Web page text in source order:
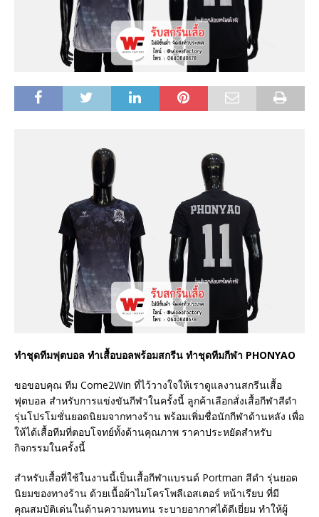
ทำชุดทีมฟุตบอล ทำเสื้อบอลพร้อมสกรีน ทำชุดทีมกีฬา PHONYAO
ขอขอบคุณ ทีม Come2Win ที่ไว้วางใจให้เราดูแลงานสกรีนเสื้อ
ฟุตบอล สำหรับการแข่งขันกีฬาในครั้งนี้ ลูกค้าเลือกสั่งเสื้อกีฬาสีดำ
รุ่นโปรโมชั่นยอดนิยมจากทางร้าน พร้อมเพิ่มชื่อนักกีฬาด้านหลัง เพื่อ
ให้ได้เสื้อทีมที่ตอบโจทย์ทั้งด้านคุณภาพ ราคาประหยัดสำหรับ
กิจกรรมในครั้งนี้
สำหรับเสื้อที่ใช้ในงานนี้เป็นเสื้อกีฬาแบรนด์ Portman สีดำ รุ่นยอด
นิยมของทางร้าน ด้วยเนื้อผ้าไมโครโพลีเอสเตอร์ หน้าเรียบ ที่มี
คุณสมบัติเด่นในด้านความทนทน ระบายอากาศได้ดีเยี่ยม ทำให้ผู้